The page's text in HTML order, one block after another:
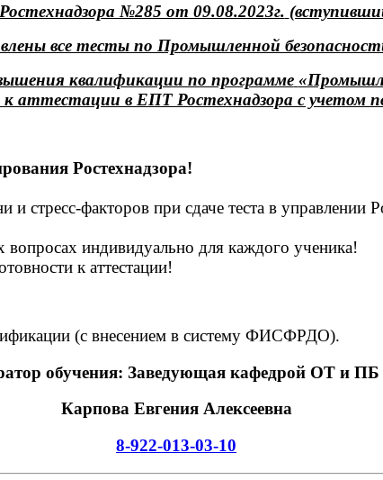
№285 от 09.08.2023г.
все тесты по Промышленной
квалификации по программе
аттестации в ЕПТ Ростехнадзора с учетом
Ростехнадзора!
стресс-факторов при сдаче теста в управлении
индивидуально для каждого ученика!
к аттестации!
(с внесением в систему ФИСФРДО).
обучения: Заведующая кафедрой ОТ и ПБ
Карпова Евгения Алексеевна
8-922-013-03-10